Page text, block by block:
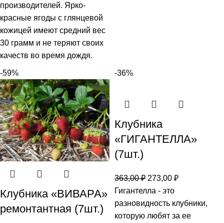
производителей. Ярко-
красные ягоды с глянцевой
кожицей имеют средний вес
30 грамм и не теряют своих
качеств во время дождя.
-59%
Клубника «ВИВАРА»
ремонтантная (7шт.)
-36%
Клубника
«ГИГАНТЕЛЛА»
(7шт.)
363,00₽ 273,00 ₽
Гигантелла - это
разновидность клубники,
которую любят за ее